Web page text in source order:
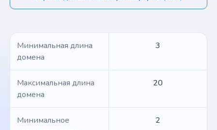
Минимальная длина
домена
3
Максимальная длина
домена
20
Минимальное
2